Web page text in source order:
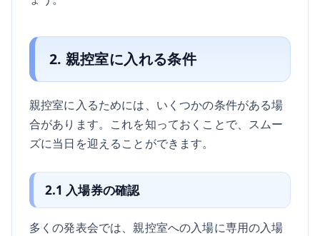
2. 親控室に入れる条件
親控室に入るためには、いくつかの条件がある場
合があります。これを知っておくことで、スムー
ズに当日を迎えることができます。
2.1 入場券の確認
多くの発表会では、親控室への入場に専用の入場